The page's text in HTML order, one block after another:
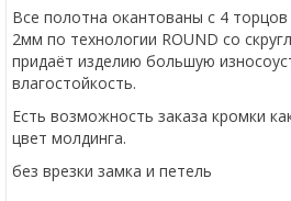
Все полотна окантованы с 4
2мм по технологии ROUND со
придаёт изделию большую
влагостойкость.
Есть возможность заказа кромки
цвет молдинга.
без врезки замка и петель